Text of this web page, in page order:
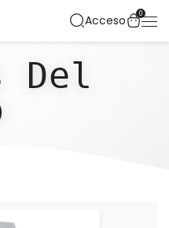
Acceso 0
Del